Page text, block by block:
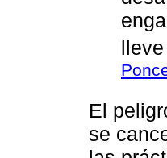
El
se